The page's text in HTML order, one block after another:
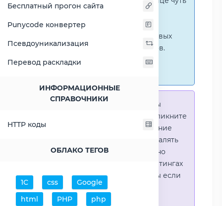
Бесплатный прогон сайта
Punycode конвертер
Псевдоуникализация
Перевод раскладки
ИНФОРМАЦИОННЫЕ
СПРАВОЧНИКИ
HTTP коды
ОБЛАКО ТЕГОВ
1С css
Google
html
PHP
php
графические сравнения
количественных и числовых
параметров процессоров.
Перейти к наглядным
Справка:Для того что-бы
выделить процессор - кликните
на его название. Выделение
позволяет выборочно удалять
процессоры или наглядно
видеть результаты в рейтингах
(Во избежении путаницы если
в таблице несколько
процессоров)